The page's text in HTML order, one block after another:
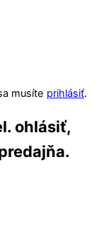
musíte prihlásiť.
ohlásiť,